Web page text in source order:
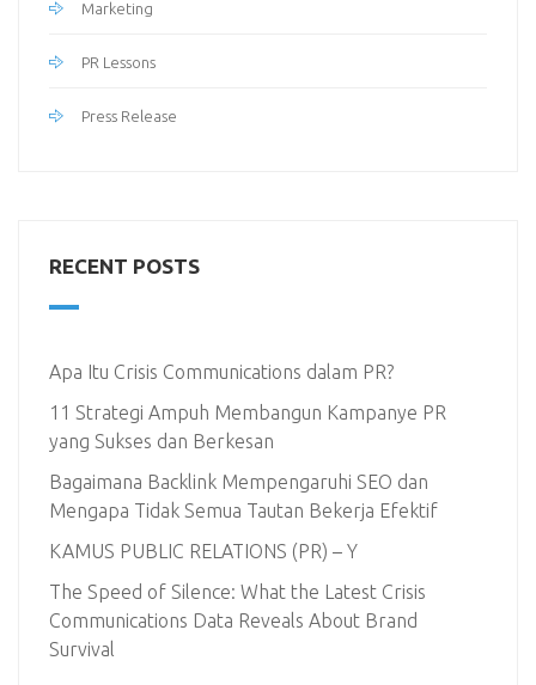
Marketing
PR Lessons
Press Release
RECENT POSTS
Apa Itu Crisis Communications dalam PR?
11 Strategi Ampuh Membangun Kampanye PR
yang Sukses dan Berkesan
Bagaimana Backlink Mempengaruhi SEO dan
Mengapa Tidak Semua Tautan Bekerja Efektif
KAMUS PUBLIC RELATIONS (PR) – Y
The Speed of Silence: What the Latest Crisis
Communications Data Reveals About Brand
Survival